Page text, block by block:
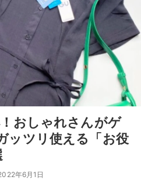
おしゃれさんがゲ
ッツリ使える「お役
年6月1日